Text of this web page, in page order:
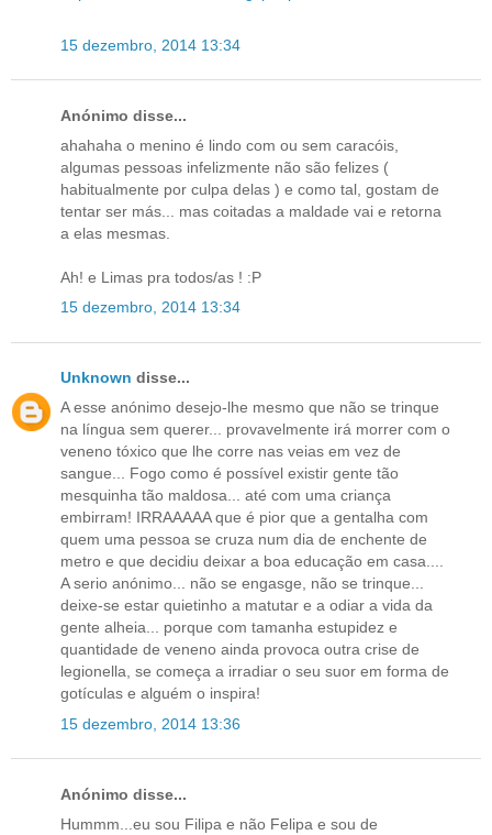
15 dezembro, 2014 13:34
Anónimo disse...
ahahaha o menino é lindo com ou sem caracóis,
algumas pessoas infelizmente não são felizes (
habitualmente por culpa delas ) e como tal, gostam de
tentar ser más... mas coitadas a maldade vai e retorna
a elas mesmas.
Ah! e Limas pra todos/as ! :P
15 dezembro, 2014 13:34
Unknown disse...
A esse anónimo desejo-lhe mesmo que não se trinque
na língua sem querer... provavelmente irá morrer com o
veneno tóxico que lhe corre nas veias em vez de
sangue... Fogo como é possível existir gente tão
mesquinha tão maldosa... até com uma criança
embirram! IRRAAAAA que é pior que a gentalha com
quem uma pessoa se cruza num dia de enchente de
metro e que decidiu deixar a boa educação em casa....
A serio anónimo... não se engasge, não se trinque...
deixe-se estar quietinho a matutar e a odiar a vida da
gente alheia... porque com tamanha estupidez e
quantidade de veneno ainda provoca outra crise de
legionella, se começa a irradiar o seu suor em forma de
gotículas e alguém o inspira!
15 dezembro, 2014 13:36
Anónimo disse...
Hummm...eu sou Filipa e não Felipa e sou de